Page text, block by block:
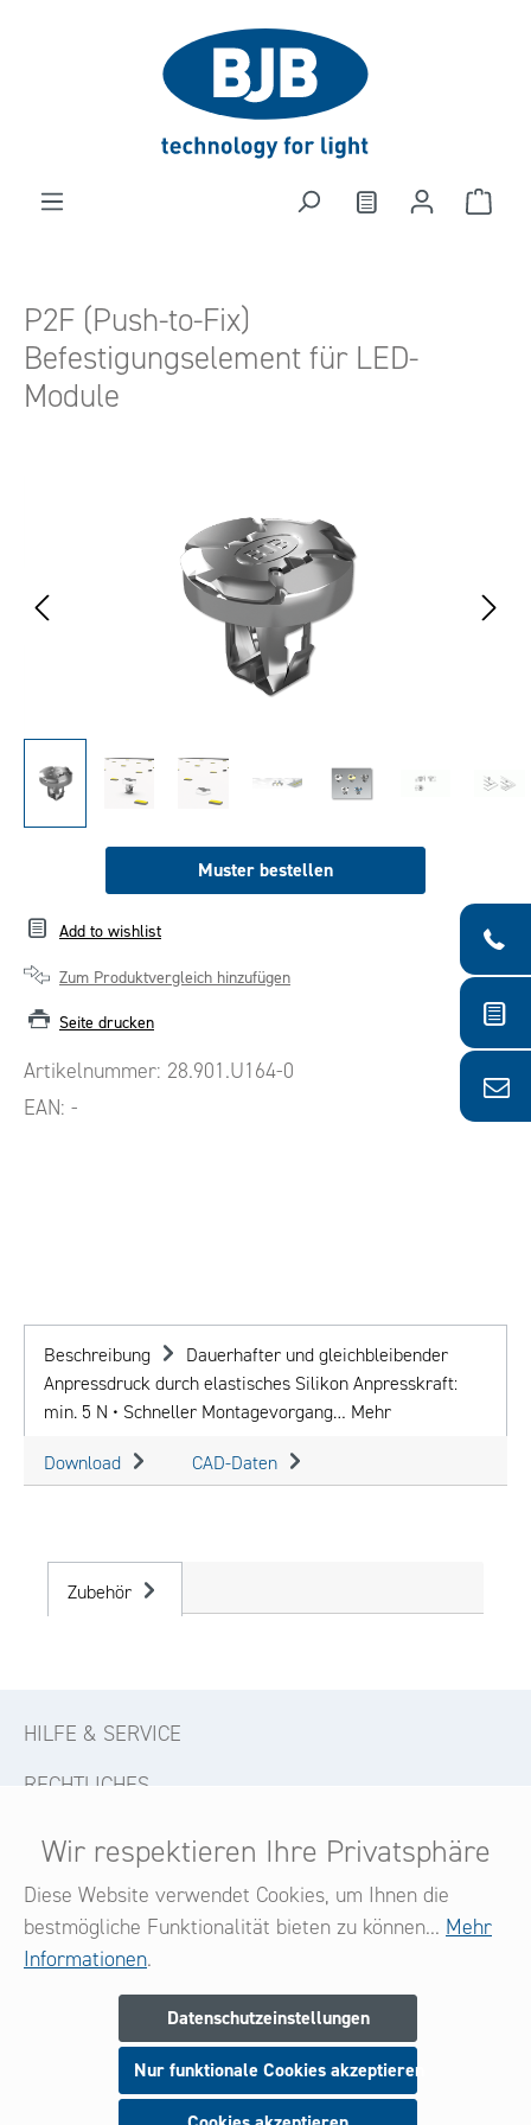
P2F (Push-to-Fix)
Befestigungselement für LED-
Module
Muster bestellen
Add to wishlist
Zum Produktvergleich hinzufügen
Seite drucken
Artikelnummer: 28.901.U164-0
EAN: -
Beschreibung
Dauerhafter und gleichbleibender
Anpressdruck durch elastisches Silikon Anpresskraft:
min. 5 N • Schneller Montagevorgang… Mehr
Download CAD-Daten
Zubehör
HILFE & SERVICE
RECHTLICHES
KONTAKT
FOLGE UNS
Melden Sie sich jetzt zu unserem Newsletter an
und seien Sie stets über neue Produkte und Angebote
informiert.
Wir respektieren Ihre Privatsphäre
Diese Website verwendet Cookies, um Ihnen die
bestmögliche Funktionalität bieten zu können... Mehr
Informationen.
Datenschutzeinstellungen
Nur funktionale Cookies akzeptieren